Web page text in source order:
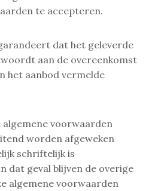
te accepteren.
dat het geleverde
aan de overeenkomst
het aanbod vermelde
algemene voorwaarden
worden afgeweken
schriftelijk is
dat geval blijven de overige
algemene voorwaarden